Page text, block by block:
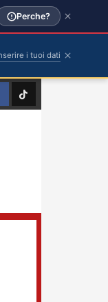
TikTok
Perche?
i tuoi dati